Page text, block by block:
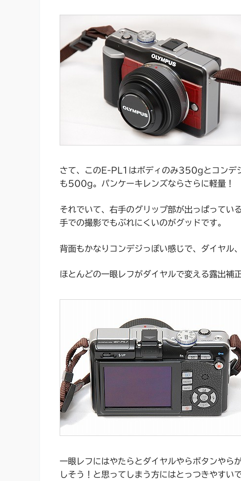
さて、このE-PL1はボディのみ350gとコンデ
も500g。パンケーキレンズならさらに軽量！
それでいて、右手のグリップ部が出っぱってい
手での撮影でもぶれにくいのがグッドです。
背面もかなりコンデジっぽい感じで、ダイヤル
ほとんどの一眼レフがダイヤルで変える露出補
一眼レフにはやたらとダイヤルやらボタンやら
しそう！と思ってしまう方にはとっつきやすいで